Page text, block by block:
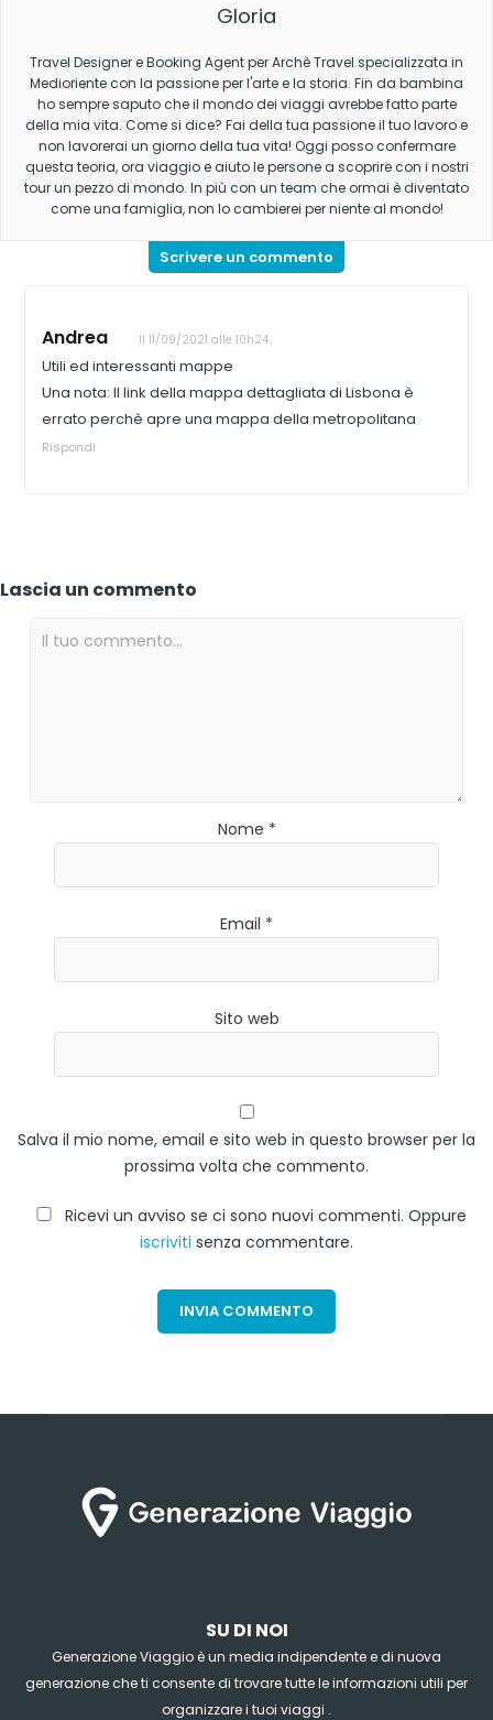
Gloria
Travel Designer e Booking Agent per Archè Travel specializzata in
Medioriente con la passione per l'arte e la storia. Fin da bambina
ho sempre saputo che il mondo dei viaggi avrebbe fatto parte
della mia vita. Come si dice? Fai della tua passione il tuo lavoro e
non lavorerai un giorno della tua vita! Oggi posso confermare
questa teoria, ora viaggio e aiuto le persone a scoprire con i nostri
tour un pezzo di mondo. In più con un team che ormai è diventato
come una famiglia, non lo cambierei per niente al mondo!
Scrivere un commento
Andrea Il 11/09/2021 alle 10h24
Utili ed interessanti mappe
Una nota: Il link della mappa dettagliata di Lisbona è
errato perchè apre una mappa della metropolitana
Rispondi
Lascia un commento
Nome *
Email *
Sito web
Salva il mio nome, email e sito web in questo browser per la
prossima volta che commento.
Ricevi un avviso se ci sono nuovi commenti. Oppure
iscriviti senza commentare.
SU DI NOI
Generazione Viaggio è un media indipendente e di nuova
generazione che ti consente di trovare tutte le informazioni utili per
organizzare i tuoi viaggi .